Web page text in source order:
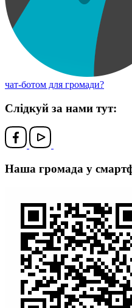
чат-ботом для громади?
Слідкуй за нами тут:
Наша громада у